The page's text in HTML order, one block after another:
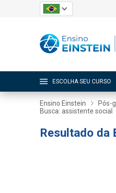
ESCOLHA SEU CURSO
Ensino Einstein Pós-
Busca: assistente social
Resultado da